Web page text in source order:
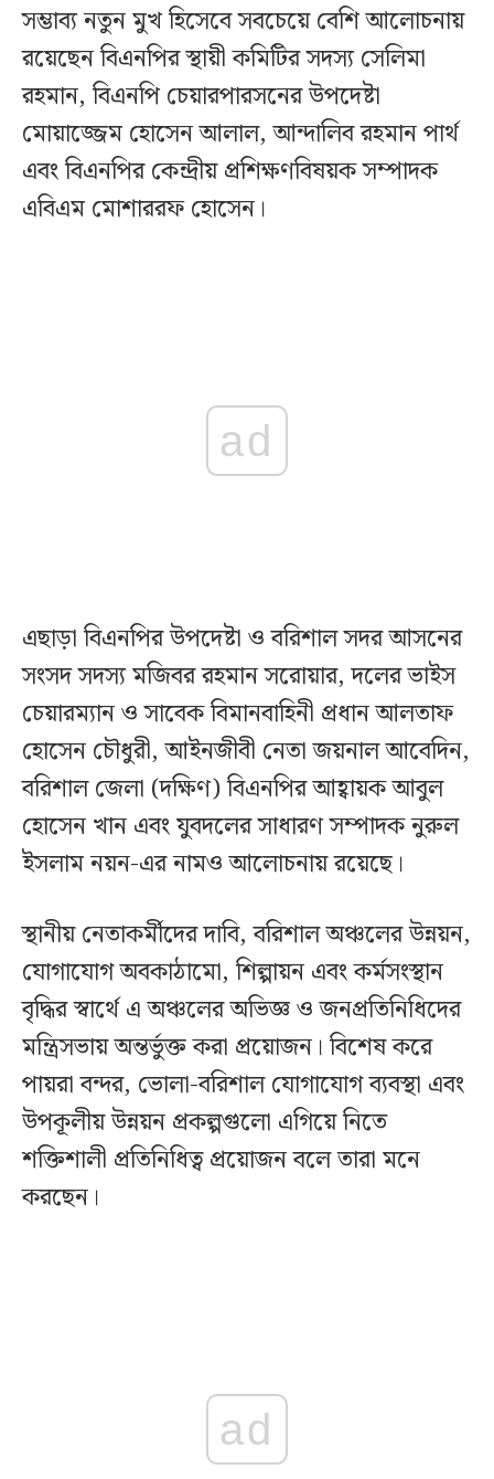
সম্ভাব্য নতুন মুখ হিসেবে সবচেয়ে বেশি আলোচনায়
রয়েছেন বিএনপির স্থায়ী কমিটির সদস্য সেলিমা
রহমান, বিএনপি চেয়ারপারসনের উপদেষ্টা
মোয়াজ্জেম হোসেন আলাল, আন্দালিব রহমান পার্থ
এবং বিএনপির কেন্দ্রীয় প্রশিক্ষণবিষয়ক সম্পাদক
এবিএম মোশাররফ হোসেন।
ad
এছাড়া বিএনপির উপদেষ্টা ও বরিশাল সদর আসনের
সংসদ সদস্য মজিবর রহমান সরোয়ার, দলের ভাইস
চেয়ারম্যান ও সাবেক বিমানবাহিনী প্রধান আলতাফ
হোসেন চৌধুরী, আইনজীবী নেতা জয়নাল আবেদিন,
বরিশাল জেলা (দক্ষিণ) বিএনপির আহ্বায়ক আবুল
হোসেন খান এবং যুবদলের সাধারণ সম্পাদক নুরুল
ইসলাম নয়ন-এর নামও আলোচনায় রয়েছে।
স্থানীয় নেতাকর্মীদের দাবি, বরিশাল অঞ্চলের উন্নয়ন,
যোগাযোগ অবকাঠামো, শিল্পায়ন এবং কর্মসংস্থান
বৃদ্ধির স্বার্থে এ অঞ্চলের অভিজ্ঞ ও জনপ্রতিনিধিদের
মন্ত্রিসভায় অন্তর্ভুক্ত করা প্রয়োজন। বিশেষ করে
পায়রা বন্দর, ভোলা-বরিশাল যোগাযোগ ব্যবস্থা এবং
উপকূলীয় উন্নয়ন প্রকল্পগুলো এগিয়ে নিতে
শক্তিশালী প্রতিনিধিত্ব প্রয়োজন বলে তারা মনে
করছেন।
ad